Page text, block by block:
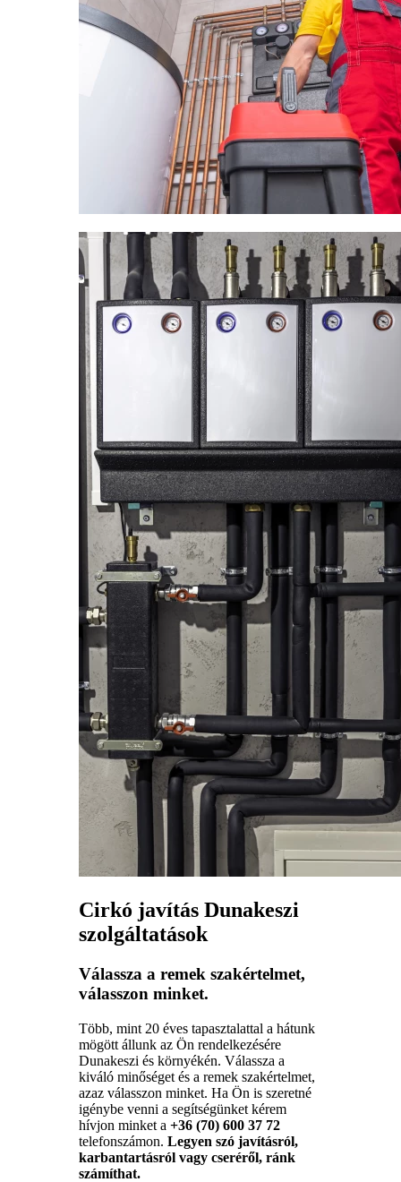
Cirkó javítás Dunakeszi
szolgáltatások
Válassza a remek szakértelmet,
válasszon minket.
Több, mint 20 éves tapasztalattal a hátunk
mögött állunk az Ön rendelkezésére
Dunakeszi és környékén. Válassza a
kiváló minőséget és a remek szakértelmet,
azaz válasszon minket. Ha Ön is szeretné
igénybe venni a segítségünket kérem
hívjon minket a +36 (70) 600 37 72
telefonszámon. Legyen szó javításról,
karbantartásról vagy cseréről, ránk
számíthat.